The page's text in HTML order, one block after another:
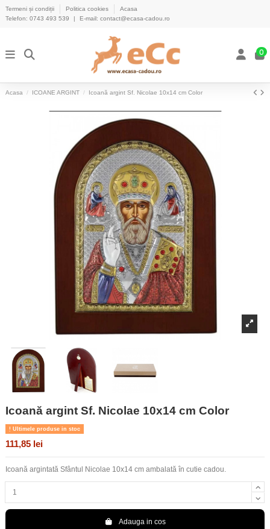
Termeni și condiții Politica cookies
Acasa
Telefon: 0743 493 539 | E-mail: contact@ecasa-cadou.ro
0
Acasa ICOANE ARGINT Icoană argint Sf. Nicolae 10x14 cm Color
Icoană argint Sf. Nicolae 10x14 cm Color
Ultimele produse in stoc
111,85 lei
Icoană argintată Sfântul Nicolae 10x14 cm ambalată în cutie cadou.
Adauga in cos